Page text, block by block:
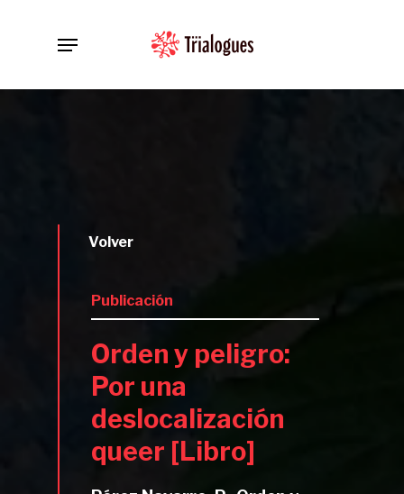
Menu
Volver
Publicación
Orden y peligro:
Por una
deslocalización
queer [Libro]